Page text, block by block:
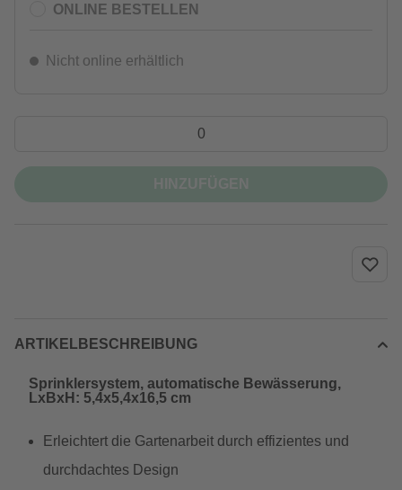
ONLINE BESTELLEN
Nicht online erhältlich
ARTIKELBESCHREIBUNG
Sprinklersystem, automatische Bewässerung,
LxBxH: 5,4x5,4x16,5 cm
Erleichtert die Gartenarbeit durch effizientes und
durchdachtes Design